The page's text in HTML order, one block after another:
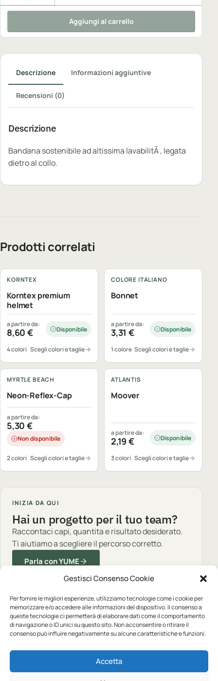
Gestisci Consenso Cookie
Per fornire le migliori esperienze, utilizziamo tecnologie come i cookie per
memorizzare e/o accedere alle informazioni del dispositivo. Il consenso a
queste tecnologie ci permetterà di elaborare dati come il comportamento
di navigazione o ID unici su questo sito. Non acconsentire o ritirare il
consenso può influire negativamente su alcune caratteristiche e funzioni.
Accetta
Aggiungi al carrello
Descrizione Informazioni aggiuntive
Recensioni (0)
Descrizione
Bandana sostenibile ad altissima lavabilitÃ , legata
dietro al collo.
Prodotti correlati
KORNTEX
Korntex premium
helmet
a partire da:
8,60€ Disponibile
4 colori Scegli colori e taglie
COLORE ITALIANO
Bonnet
a partire da:
3,31€ Disponibile
1 colore Scegli colori e taglie
MYRTLE BEACH
Neon-Reflex-Cap
a partire da:
5,30€
Non disponibile
2 colori Scegli colori e taglie
ATLANTIS
Moover
a partire da:
2,19€ Disponibile
3 colori Scegli colori e taglie
INIZIA DA QUI
Hai un progetto per il tuo team?
Raccontaci capi, quantita e risultato desiderato.
Ti aiutiamo a scegliere il percorso corretto.
Parla con YUME
Abbigliamento professionale, neutro o
personalizzato.